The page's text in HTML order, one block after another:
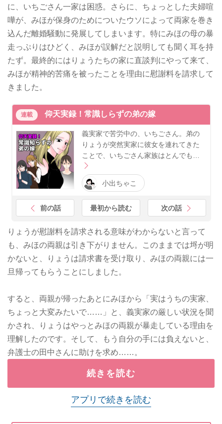
に、いちごさん一家は困惑。さらに、ちょっとした夫婦喧
嘩が、みほが保身のためについたウソによって両家を巻き
込んだ離婚騒動に発展してしまいます。特にみほの母の暴
走っぷりはひどく、みほが誤解だと説明しても聞く耳を持
たず。最終的にはりょうたちの家に直談判にやって来て、
みほが精神的苦痛を被ったことを理由に慰謝料を請求して
きました。
連載 仰天実録！常識しらずの弟の嫁
義実家で苦労中の、いちごさん。弟の
りょうが突然実家に彼女を連れてきた
ことで、いちごさん家族はとんでも…
小出ちゃこ
前の話 最初から読む 次の話
りょうが慰謝料を請求される意味がわからないと言って
も、みほの両親は引き下がりません。このままでは埒が明
かないと、りょうは請求書を受け取り、みほの両親には一
旦帰ってもらうことにしました。
すると、両親が帰ったあとにみほから「実はうちの実家、
ちょっと大変みたいで……」と、義実家の厳しい状況を聞
かされ、りょうはやっとみほの両親が暴走している理由を
理解したのです。そして、もう自分の手には負えないと、
弁護士の田中さんに助けを求め……。
続きを読む
アプリで続きを読む